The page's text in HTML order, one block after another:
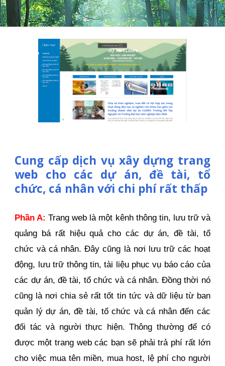
Cung cấp dịch vụ xây dựng trang
web cho các dự án, đề tài, tổ
chức, cá nhân với chi phí rất thấp
Phần A:Trang web là một kênh thông tin, lưu trữ và
quảng bá rất hiệu quả cho các dự án, đề tài, tổ
chức và cá nhân. Đây cũng là nơi lưu trữ các hoạt
động, lưu trữ thông tin, tài liệu phục vụ báo cáo của
các dự án, đề tài, tổ chức và cá nhân. Đồng thời nó
cũng là nơi chia sẻ rất tốt tin tức và dữ liệu từ ban
quản lý dự án, đề tài, tổ chức và cá nhân đến các
đối tác và người thực hiện. Thông thường để có
được một trang web các bạn sẽ phải trả phí rất lớn
cho việc mua tên miền, mua host, lệ phí cho người